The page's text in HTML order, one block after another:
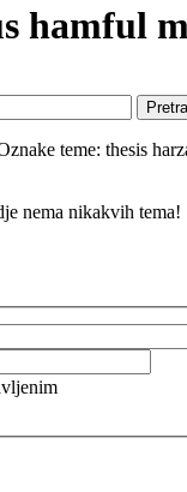
hamful
teme: thesis
nema nikakvih tema!